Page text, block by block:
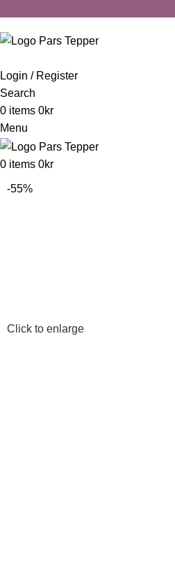
Login / Register
Search
0 items 0kr
Menu
0 items 0kr
-55%
Click to enlarge